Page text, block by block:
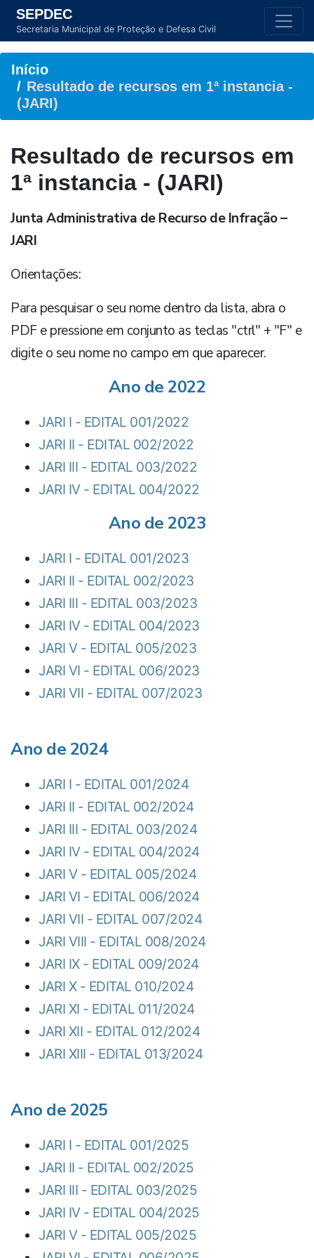
SEPDEC
Secretaria Municipal de Proteção e Defesa Civil
Início
Resultado de recursos em 1ª instancia -
(JARI)
Resultado de recursos em
1ª instancia - (JARI)
Junta Administrativa de Recurso de Infração –
JARI
Orientações:
Para pesquisar o seu nome dentro da lista, abra o
PDF e pressione em conjunto as teclas "ctrl" + "F" e
digite o seu nome no campo em que aparecer.
Ano de 2022
JARI I - EDITAL 001/2022
JARI II - EDITAL 002/2022
JARI III - EDITAL 003/2022
JARI IV - EDITAL 004/2022
Ano de 2023
JARI I - EDITAL 001/2023
JARI II - EDITAL 002/2023
JARI III - EDITAL 003/2023
JARI IV - EDITAL 004/2023
JARI V - EDITAL 005/2023
JARI VI - EDITAL 006/2023
JARI VII - EDITAL 007/2023
Ano de 2024
JARI I - EDITAL 001/2024
JARI II - EDITAL 002/2024
JARI III - EDITAL 003/2024
JARI IV - EDITAL 004/2024
JARI V - EDITAL 005/2024
JARI VI - EDITAL 006/2024
JARI VII - EDITAL 007/2024
JARI VIII - EDITAL 008/2024
JARI IX - EDITAL 009/2024
JARI X - EDITAL 010/2024
JARI XI - EDITAL 011/2024
JARI XII - EDITAL 012/2024
JARI XIII - EDITAL 013/2024
Ano de 2025
JARI I - EDITAL 001/2025
JARI II - EDITAL 002/2025
JARI III - EDITAL 003/2025
JARI IV - EDITAL 004/2025
JARI V - EDITAL 005/2025